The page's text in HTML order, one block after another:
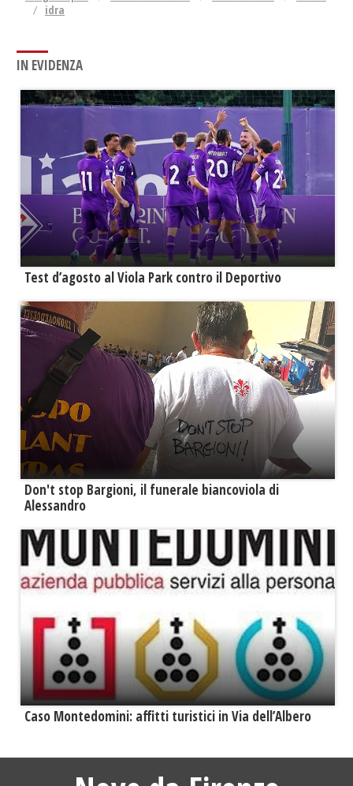
idra
IN EVIDENZA
Test d’agosto al Viola Park contro il Deportivo
Don't stop Bargioni, il funerale biancoviola di
Alessandro
Caso Montedomini: affitti turistici in Via dell’Albero